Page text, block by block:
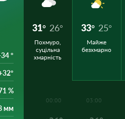
°
%
мм
31° 26°
Похмуро,
суцільна
хмарність
33° 25°
Майже
безхмарно
00:00 03:00